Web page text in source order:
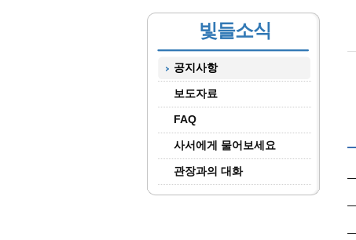
빛들소식
공지사항
보도자료
FAQ
사서에게 물어보세요
관장과의 대화